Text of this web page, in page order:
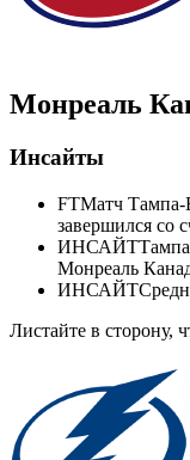
Монреаль
Инсайты
FTМатч Тампа-
завершился со
ИНСАЙТ
Монреаль
ИНСАЙТ
Листайте в сторону,